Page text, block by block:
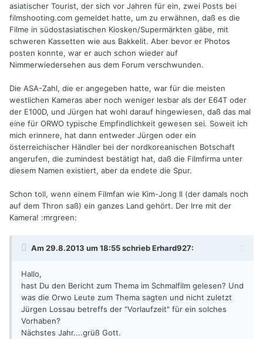
asiatischer Tourist, der sich vor Jahren für ein, zwei Posts bei
filmshooting.com gemeldet hatte, um zu erwähnen, daß es die
Filme in südostasiatischen Kiosken/Supermärkten gäbe, mit
schweren Kassetten wie aus Bakkelit. Aber bevor er Photos
posten konnte, war er auch schon wieder auf
Nimmerwiedersehen aus dem Forum verschwunden.
Die ASA-Zahl, die er angegeben hatte, war für die meisten
westlichen Kameras aber noch weniger lesbar als der E64T oder
der E100D, und Jürgen hat wohl darauf hingewiesen, daß das mal
eine für ORWO typische Empfindlichkeit gewesen sei. Soweit ich
mich erinnere, hat dann entweder Jürgen oder ein
österreichischer Händler bei der nordkoreanischen Botschaft
angerufen, die zumindest bestätigt hat, daß die Filmfirma unter
diesem Namen existiert, aber da endete die Spur.
Schon toll, wenn einem Filmfan wie Kim-Jong Il (der damals noch
auf dem Thron saß) ein ganzes Land gehört. Der Irre mit der
Kamera! :mrgreen:
Am 29.8.2013 um 18:55 schrieb Erhard927:
Hallo,
hast Du den Bericht zum Thema im Schmalfilm gelesen? Und
was die Orwo Leute zum Thema sagten und nicht zuletzt
Jürgen Lossau betreffs der "Vorlaufzeit" für ein solches
Vorhaben?
Nächstes Jahr....grüß Gott.